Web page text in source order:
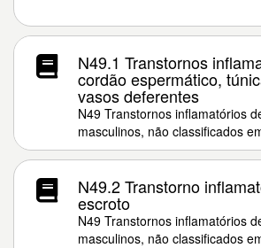
N49.1 Transtornos
cordão espermático,
vasos deferentes
N49 Transtornos inflamatórios
masculinos, não classificados
N49.2 Transtorno
escroto
N49 Transtornos inflamatórios
masculinos, não classificados